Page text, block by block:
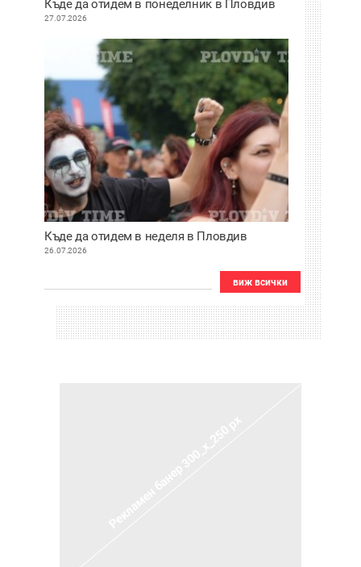
Къде да отидем в понеделник в Пловдив
27.07.2026
Къде да отидем в неделя в Пловдив
26.07.2026
виж всички